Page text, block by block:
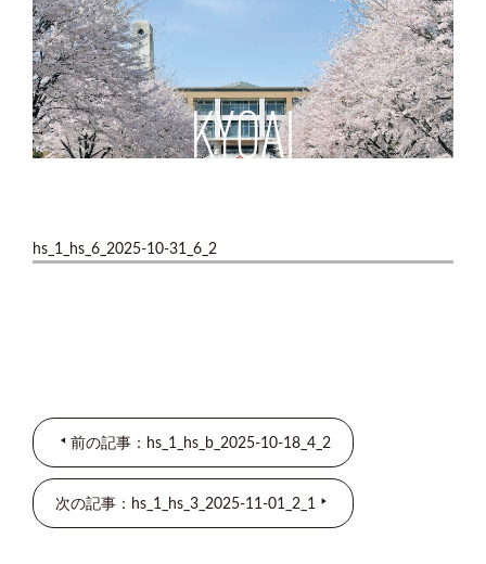
hs_1_hs_6_2025-10-31_6_2
前の記事：hs_1_hs_b_2025-10-18_4_2
次の記事：hs_1_hs_3_2025-11-01_2_1